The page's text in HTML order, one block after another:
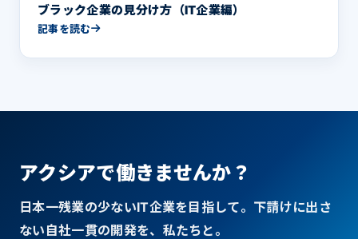
ブラック企業の見分け方（IT企業編）
記事を読む
アクシアで働きませんか？
日本一残業の少ないIT企業を目指して。下請けに出さ
ない自社一貫の開発を、私たちと。